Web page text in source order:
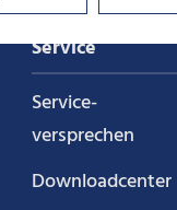
Service
Service­
versprechen
Downloadcenter